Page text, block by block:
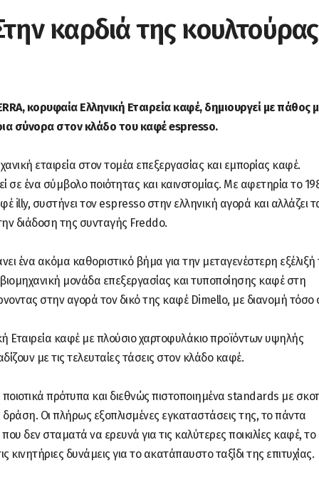
καρδιά της κουλτούρας
κορυφαία Ελληνική Εταιρεία καφέ, δημιουργεί με πάθος
σύνορα στον κλάδο του καφέ espresso.
εταιρεία στον τομέα επεξεργασίας και εμπορίας καφέ.
σε ένα σύμβολο ποιότητας και καινοτομίας. Με αφετηρία το
illy, συστήνει τον espresso στην ελληνική αγορά και αλλάζει
διάδοση της συνταγής Freddo.
ένα ακόμα καθοριστικό βήμα για την μεταγενέστερη εξέλιξή
μονάδα επεξεργασίας και τυποποίησης καφέ στη
στην αγορά τον δικό της καφέ Dimello, με διανομή τόσο
Εταιρεία καφέ με πλούσιο χαρτοφυλάκιο προϊόντων υψηλής
με τις τελευταίες τάσεις στον κλάδο καφέ.
πρότυπα και διεθνώς πιστοποιημένα standards με
δράση. Οι πλήρως εξοπλισμένες εγκαταστάσεις της, το πάντα
δεν σταματά να ερευνά για τις καλύτερες ποικιλίες καφέ, το
δυνάμεις για το ακατάπαυστο ταξίδι της επιτυχίας.